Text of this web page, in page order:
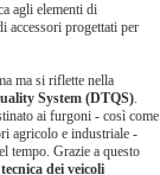
agli elementi di
accessori progettati per
ma si riflette nella
System (DTQS).
ai furgoni - così come
agricolo e industriale -
tempo. Grazie a questo
dei veicoli